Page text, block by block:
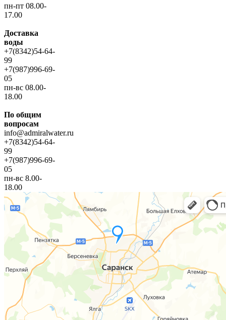
пн-пт 08.00-
17.00
Доставка
воды
+7(8342)54-64-
99
+7(987)996-69-
05
пн-вс 08.00-
18.00
По общим
вопросам
info@admiralwater.ru
+7(8342)54-64-
99
+7(987)996-69-
05
пн-вс 8.00-
18.00